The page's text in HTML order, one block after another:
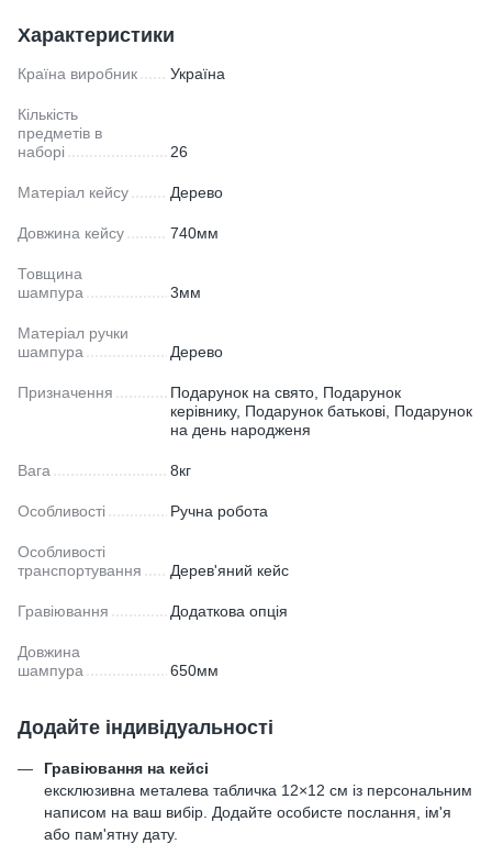
Характеристики
Країна виробник Україна
Кількість
предметів в
наборі
26
Матеріал кейсу Дерево
Довжина кейсу 740мм
Товщина
шампура
3мм
Матеріал ручки
шампура
Дерево
Призначення
Подарунок на свято, Подарунок
керівнику, Подарунок батькові, Подарунок
на день народженя
Вага 8кг
Особливості Ручна робота
Особливості
транспортування
Дерев'яний кейс
Гравіювання Додаткова опція
Довжина
шампура
650мм
Додайте індивідуальності
Гравіювання на кейсі
ексклюзивна металева табличка 12×12 см із персональним
написом на ваш вибір. Додайте особисте послання, ім'я
або пам'ятну дату.